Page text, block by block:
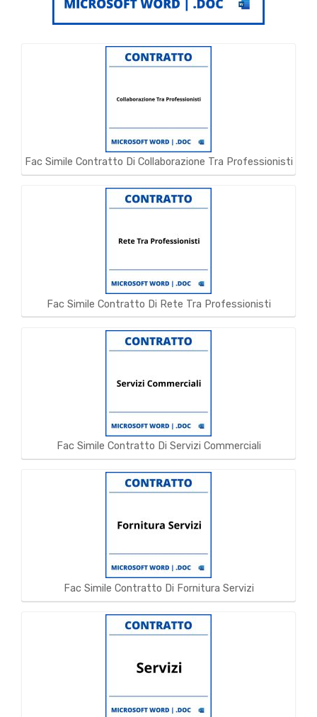
Fac Simile Contratto Di Collaborazione Tra Professionisti
Fac Simile Contratto Di Rete Tra Professionisti
Fac Simile Contratto Di Servizi Commerciali
Fac Simile Contratto Di Fornitura Servizi